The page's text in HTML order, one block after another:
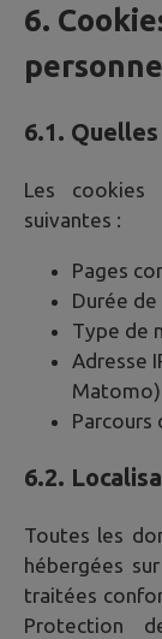
6.
6.1.
Les cookies
suivantes :
Pages
Durée
Type de
Adresse
Matomo)
Parcours
6.2.
Toutes les
hébergées
traitées
Protection